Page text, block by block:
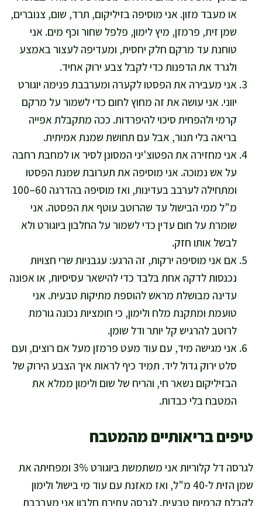
או מעבד מזון. אני מוסיפה בזיליקום, תרד, שום, צנוברים,
שמן זית, פרמזן, מיץ לימון, פלפל שחור וכף מים. אני
טוחנת עד מרקם חלק יחסית, ומעדיפה לעצור באמצע
ולגרד את הדפנות כדי לקבל צבע ירוק אחיד.
אני מעבירה את הפסטו לקערה ומערבבת פנימה יוגורט
יווני. אני עושה את זה מחוץ לחום כדי לשמור על מרקם
קרמי ולהפחית סיכוי להיפרדות. ככה מתקבלת אפייה
בריאה בלי תנור, אבל עם תחושת שמנת אמיתית.
אני מחזירה את הפטוצ'יני המסונן לסיר או למחבת רחבה
על אש נמוכה. אני מוסיפה את תערובת שמנת הפסטו
ומתחילה לערבב בעדינות, ואז מוסיפה בהדרגה 60–100
מ"ל ממי הבישול עד שהרוטב עוטף את הפסטה. אני
שומרת על חום עדין כדי לשמור על החלבון ביוגורט ולא
לבשל אותו חזק.
אם אני מוסיפה ירקות, זה הרגע: עגבניות שרי חצויות
נכנסות לדקה אחת בלבד כדי להישאר עסיסיות, או אפונה
עדינה מבושלת מראש להוספת מתיקות טבעית. אני
טועמת ומתקנת מלח ולימון, כי חומציות נכונה גורמת
לרוטב להרגיש קל יותר ודל שומן.
אני מגישה מיד, עם עוד מעט פרמזן מעל אם רוצים, ועם
סלט ירוק גדול ליד. תמיד כיף לראות איך הצבע הירוק של
הבזיליקום נשאר חי, והריח של שום ולימון ממלא את
המטבח בלי כבדות.
טיפים בריאותיים מהמטבח
לגרסה דל קלוריות אני משתמשת ביוגורט 3% ומפחיתה את
שמן הזית ל-40 מ"ל, ואז מאזנת עם עוד מי בישול ולימון
לקבלת קרמיות טבעית. לגרסה עתירת חלבון אני מערבבת